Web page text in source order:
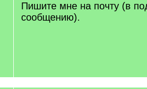
Пишите мне на почту (в
сообщению).